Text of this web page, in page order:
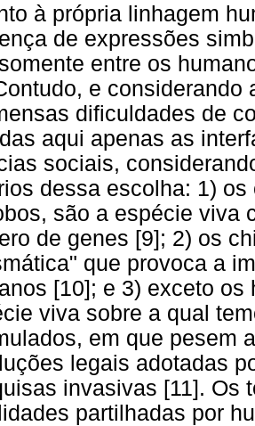
à própria linhagem
de expressões
entre os
e considerando
dificuldades de
aqui apenas as
sociais,
dessa escolha: 1)
são a espécie viva
de genes [9]; 2) os
que provoca a
[10]; e 3) exceto
viva sobre a qual
em que pesem
legais adotadas
invasivas [11]. Os
partilhadas por